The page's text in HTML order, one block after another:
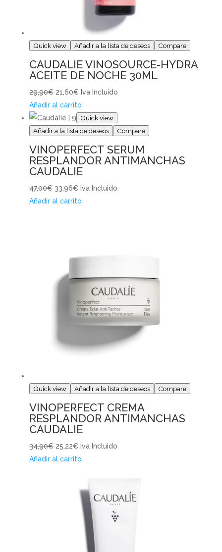
Quick view Añadir a la lista de deseos Compare
CAUDALIE VINOSOURCE-HYDRA
ACEITE DE NOCHE 30ML
29,90€ 21,60€ Iva Incluido
Añadir al carrito
Quick view
Añadir a la lista de deseos
Compare
VINOPERFECT SERUM
RESPLANDOR ANTIMANCHAS
CAUDALIE
47,00€ 33,96€ Iva Incluido
Añadir al carrito
Quick view Añadir a la lista de deseos Compare
VINOPERFECT CREMA
RESPLANDOR ANTIMANCHAS
CAUDALIE
34,90€ 25,22€ Iva Incluido
Añadir al carrito